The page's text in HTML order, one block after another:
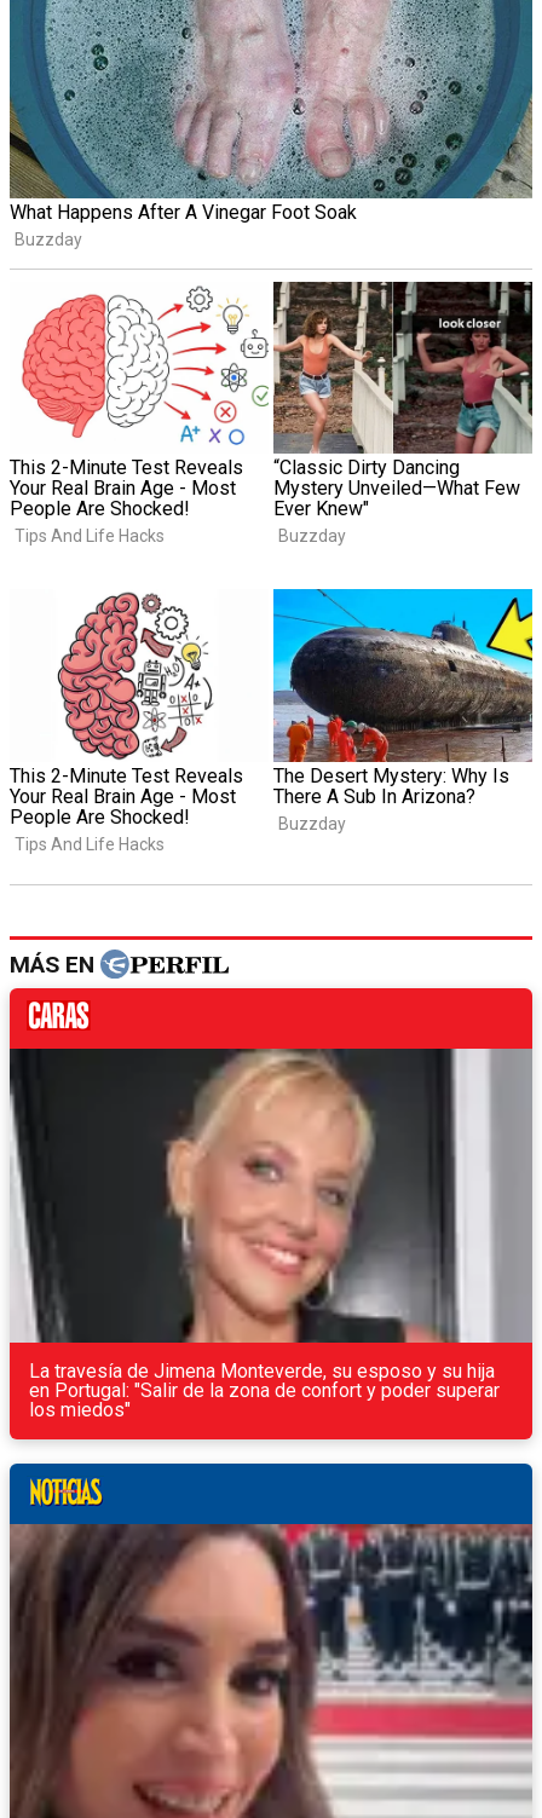
MÁS EN
La travesía de Jimena Monteverde, su esposo y su hija
en Portugal: "Salir de la zona de confort y poder superar
los miedos"